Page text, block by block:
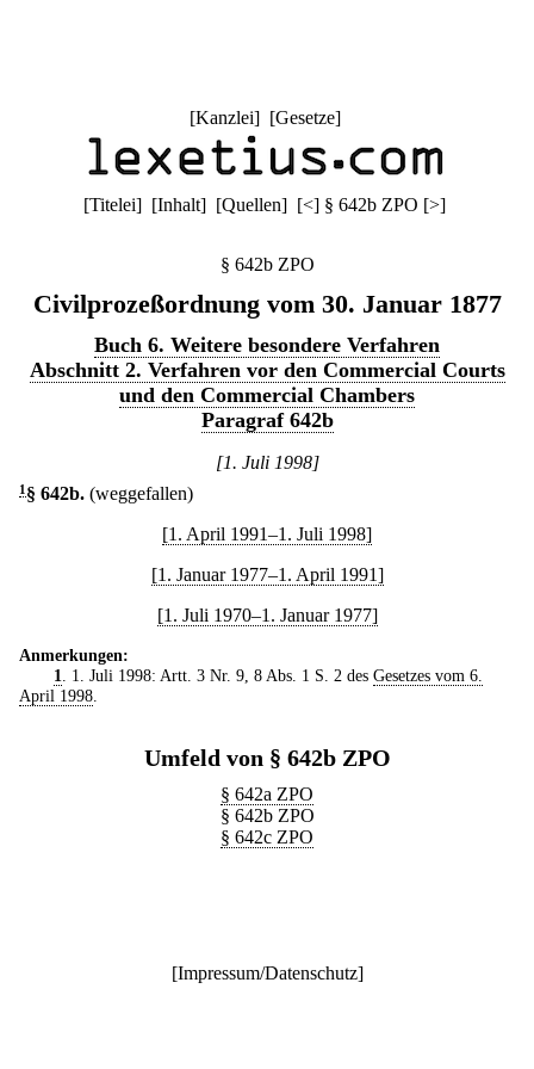
[Kanzlei] [Gesetze]
[Titelei] [Inhalt] [Quellen] [<] § 642b ZPO [>]
§ 642b ZPO
Civilprozeßordnung vom 30. Januar 1877
Buch 6. Weitere besondere Verfahren
Abschnitt 2. Verfahren vor den Commercial Courts
und den Commercial Chambers
Paragraf 642b
[1. Juli 1998]
1 § 642b. (weggefallen)
[1. April 1991–1. Juli 1998]
[1. Januar 1977–1. April 1991]
[1. Juli 1970–1. Januar 1977]
Anmerkungen:
1
. 1. Juli 1998: Artt. 3 Nr. 9, 8 Abs. 1 S. 2 des Gesetzes vom 6.
April 1998
Umfeld von § 642b ZPO
§ 642a ZPO
§ 642b ZPO
§ 642c ZPO
[Impressum/Datenschutz]